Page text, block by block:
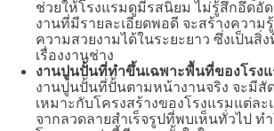
ช่วยให้โรงแรมดูมีรสนิยม ไม่รู้สึกอึดอั
งานที่มีรายละเอียดพอดี จะสร้างความ
ความสวยงามได้ในระยะยาว ซึ่งเป็นสิ่
เรื่องงานช่าง
งานปูนปั้นที่ทำขึ้นเฉพาะพื้นที่ของโรง
งานปูนปั้นที่ปั้นตามหน้างานจริง จะมีสั
เหมาะกับโครงสร้างของโรงแรมแต่ล
จากลวดลายสำเร็จรูปที่พบเห็นทั่วไป ท